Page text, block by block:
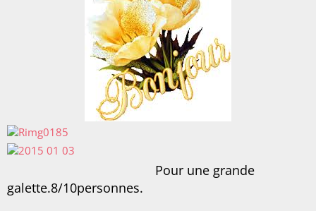
Pour une grande
galette.8/10personnes.